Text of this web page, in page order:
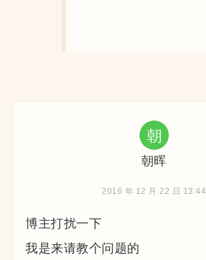
朝晖
2016 年 12 月 22 日 13:44
博主打扰一下
我是来请教个问题的